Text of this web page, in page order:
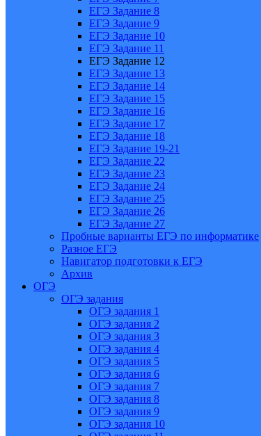
ЕГЭ Задание 8
ЕГЭ Задание 9
ЕГЭ Задание 10
ЕГЭ Задание 11
ЕГЭ Задание 12
ЕГЭ Задание 13
ЕГЭ Задание 14
ЕГЭ Задание 15
ЕГЭ Задание 16
ЕГЭ Задание 17
ЕГЭ Задание 18
ЕГЭ Задание 19-21
ЕГЭ Задание 22
ЕГЭ Задание 23
ЕГЭ Задание 24
ЕГЭ Задание 25
ЕГЭ Задание 26
ЕГЭ Задание 27
Пробные варианты ЕГЭ по информатике
Разное ЕГЭ
Навигатор подготовки к ЕГЭ
Архив
ОГЭ
ОГЭ задания
ОГЭ задания 1
ОГЭ задания 2
ОГЭ задания 3
ОГЭ задания 4
ОГЭ задания 5
ОГЭ задания 6
ОГЭ задания 7
ОГЭ задания 8
ОГЭ задания 9
ОГЭ задания 10